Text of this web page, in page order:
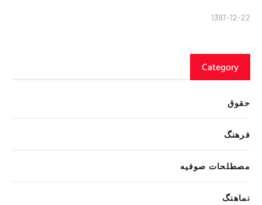
1397-12-22
Category
حقوق
فرهنگ
مصطلحات صوفیه
نماهنگ